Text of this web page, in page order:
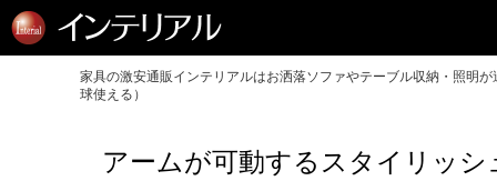
家具の激安通販インテリアルはお洒落ソファやテーブル収納・照明が
球使える）
アームが可動するスタイリッ